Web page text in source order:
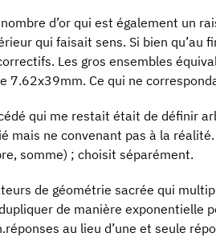
d’or qui est également un
qui faisait sens. Si bien
Les gros ensembles
7.62x39mm. Ce qui ne
qui me restait était de définir
mais ne convenant pas à la
somme) ; choisit séparément.
de géométrie sacrée qui
de manière exponentielle
au lieu d’une et seule